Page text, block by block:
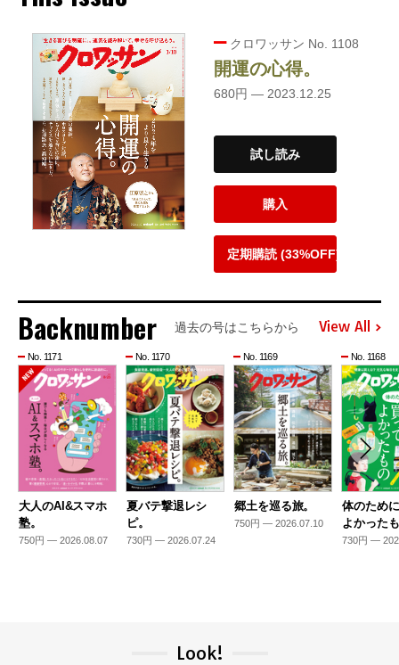
クロワッサン No. 1108
開運の心得。
680円 — 2023.12.25
試し読み
購入
定期購読 (33%OFF)
Backnumber 過去の号はこちらから View All
No. 1171
大人のAI&スマホ
塾。
750円 — 2026.08.07
No. 1170
夏バテ撃退レシ
ピ。
730円 — 2026.07.24
No. 1169
郷土を巡る旅。
750円 — 2026.07.10
No. 1168
体のため
よかった
730円 —
Look!